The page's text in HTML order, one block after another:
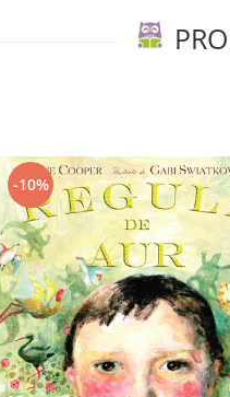
-10%